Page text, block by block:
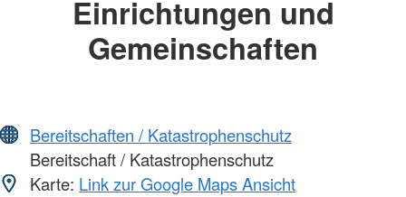
Einrichtungen und
Gemeinschaften
Bereitschaften / Katastrophenschutz
Bereitschaft / Katastrophenschutz
Karte: Link zur Google Maps Ansicht